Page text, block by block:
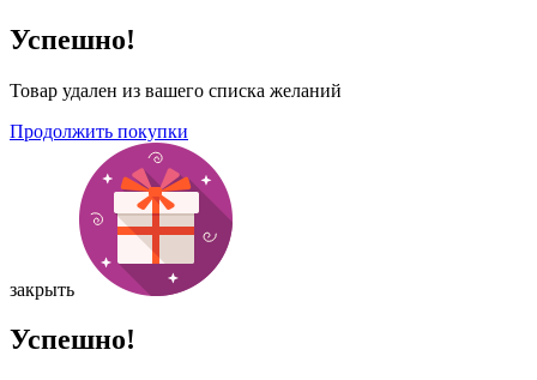
Успешно!
Товар удален из вашего списка желаний
Продолжить покупки
закрыть
Успешно!